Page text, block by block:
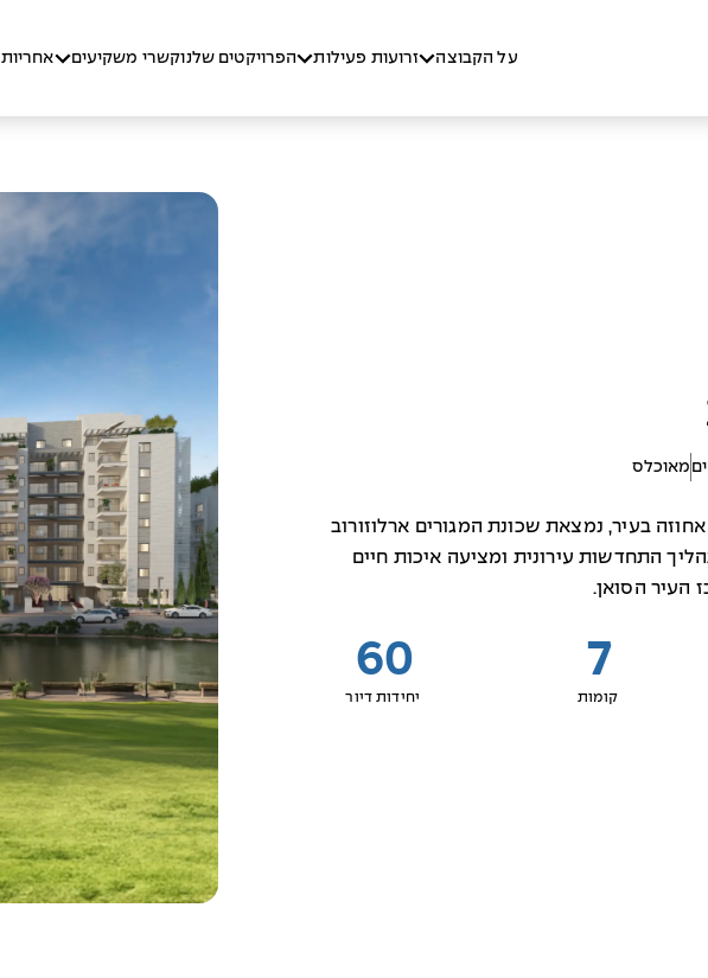
על הקבוצה זרועות פעילות הפרויקטים שלנוקשרי משקיעים
מאוכלס
בעיר, נמצאת שכונת המגורים ארלוזורוב
התחדשות עירונית ומציעה איכות חיים
העיר הסואן.
7
קומות
60
יחידות דיור